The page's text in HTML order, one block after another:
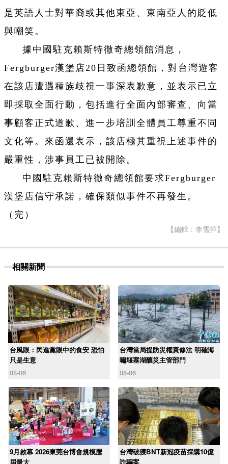
是英語人士對華裔或其他東亞、東南亞人的貶低
與嘲笑。
據中國駐克賴斯特徹奇總領館消息，
Fergburger漢堡店20日致函總領館，對台灣遊客
在該店遭遇種族歧視一事深表歉意，並表示已立
即採取全面行動，包括進行全面內部審查、向當
事顧客正式道歉、進一步培訓全體員工尊重不同
文化等。來函還表示，該店極其重視上述事件的
嚴重性，涉事員工已被開除。
中國駐克賴斯特徹奇總領館要求Fergburger
漢堡店信守承諾，確保類似事件不再發生。
（完）
【編輯：李雪萍】
相關新聞
台風眼：民進黨眼中的食安 恐怕
只是生意
08-06
台灣當局提防災權責修法 明確海
嘯堰塞湖釀災主管部門
08-06
9月啟幕 2026東莞台博會規模歷
屆最大
台灣破獲BNT新冠疫苗採購10億
詐騙案